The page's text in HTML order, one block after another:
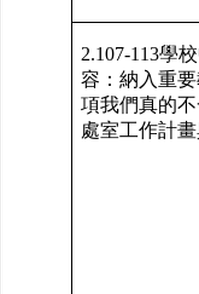
2.107-113學
容：納入重
項我們真的
處室工作計